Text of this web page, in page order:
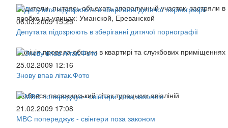
Водители, пытаясь объехать злополучный участок, застряли в
пробке на улицах: Уманской, Ереванской
06.03.2009 15:25
Депутата підозрюють в зберіганні дитячої порнографії
Поліція провела обшуки в квартирі та службових приміщеннях
25.02.2009 12:16
Знову впав літак.Фото
Розбився пасажирський літак турецьких авіаліній
21.02.2009 17:08
МВС попереджує - свінгери поза законом